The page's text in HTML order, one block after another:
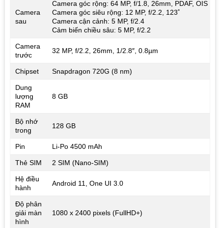
Camera
sau
Camera góc rộng: 64 MP, f/1.8, 26mm, PDAF, OIS
Camera góc siêu rộng: 12 MP, f/2.2, 123˚
Camera cận cảnh: 5 MP, f/2.4
Cảm biến chiều sâu: 5 MP, f/2.2
Camera
trước
32 MP, f/2.2, 26mm, 1/2.8″, 0.8µm
Chipset Snapdragon 720G (8 nm)
Dung
lượng
RAM
8 GB
Bộ nhớ
trong
128 GB
Pin Li-Po 4500 mAh
Thẻ SIM 2 SIM (Nano-SIM)
Hệ điều
hành
Android 11, One UI 3.0
Độ phân
giải màn
hình
1080 x 2400 pixels (FullHD+)